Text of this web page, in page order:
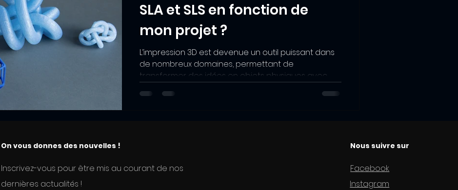
SLA et SLS en fonction de
mon projet ?
L’impression 3D est devenue un outil puissant dans
de nombreux domaines, permettant de
transformer des idées en objets physiques avec
On vous donnes des nouvelles !
Inscrivez-vous pour être mis au courant de nos
dernières actualités !
Nous suivre sur
Facebook
Instagram